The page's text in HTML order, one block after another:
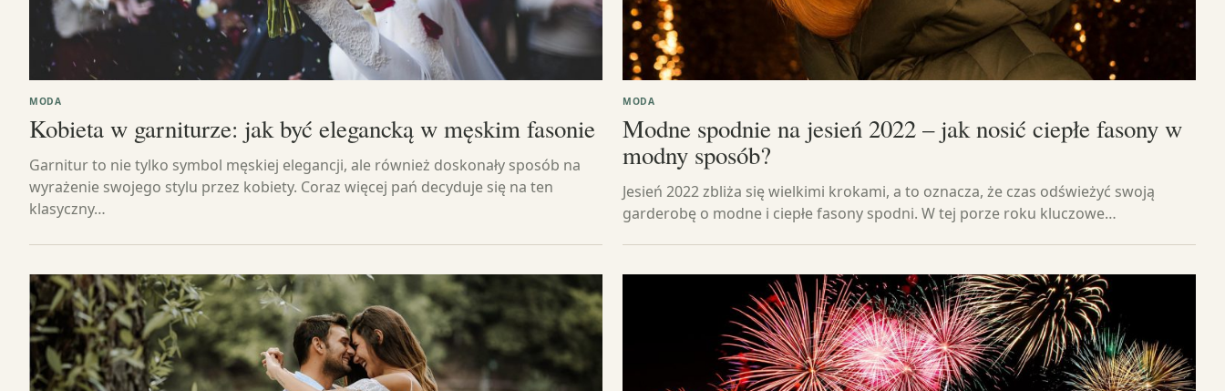
MODA
Kobieta w garniturze: jak być elegancką w męskim fasonie
Garnitur to nie tylko symbol męskiej elegancji, ale również doskonały sposób na
wyrażenie swojego stylu przez kobiety. Coraz więcej pań decyduje się na ten
klasyczny…
MODA
Modne spodnie na jesień 2022 – jak nosić ciepłe fasony w
modny sposób?
Jesień 2022 zbliża się wielkimi krokami, a to oznacza, że czas odświeżyć swoją
garderobę o modne i ciepłe fasony spodni. W tej porze roku kluczowe…